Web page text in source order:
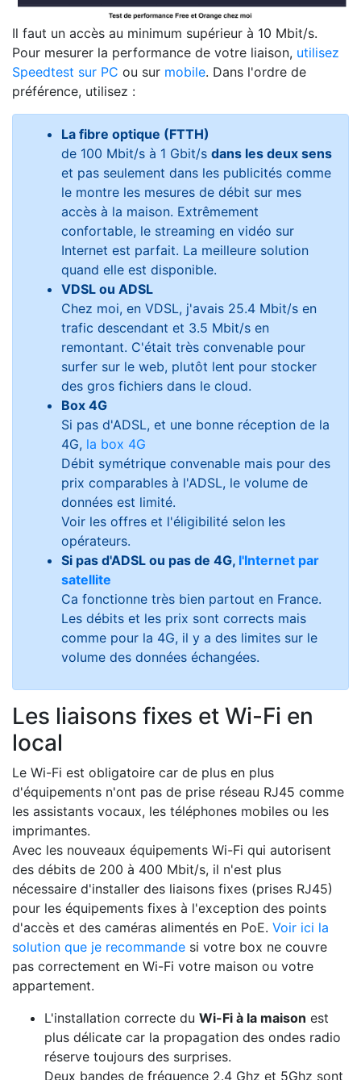
Il faut un accès au minimum supérieur à 10 Mbit/s.
Pour mesurer la performance de votre liaison, utilisez
Speedtest sur PC ou sur mobile. Dans l'ordre de
préférence, utilisez :
La fibre optique (FTTH)
de 100 Mbit/s à 1 Gbit/s dans les deux sens
et pas seulement dans les publicités comme
le montre les mesures de débit sur mes
accès à la maison. Extrêmement
confortable, le streaming en vidéo sur
Internet est parfait. La meilleure solution
quand elle est disponible.
VDSL ou ADSL
Chez moi, en VDSL, j'avais 25.4 Mbit/s en
trafic descendant et 3.5 Mbit/s en
remontant. C'était très convenable pour
surfer sur le web, plutôt lent pour stocker
des gros fichiers dans le cloud.
Box 4G
Si pas d'ADSL, et une bonne réception de la
4G, la box 4G
Débit symétrique convenable mais pour des
prix comparables à l'ADSL, le volume de
données est limité.
Voir les offres et l'éligibilité selon les
opérateurs.
Si pas d'ADSL ou pas de 4G, l'Internet par
satellite
Ca fonctionne très bien partout en France.
Les débits et les prix sont corrects mais
comme pour la 4G, il y a des limites sur le
volume des données échangées.
Les liaisons fixes et Wi-Fi en
local
Le Wi-Fi est obligatoire car de plus en plus
d'équipements n'ont pas de prise réseau RJ45 comme
les assistants vocaux, les téléphones mobiles ou les
imprimantes.
Avec les nouveaux équipements Wi-Fi qui autorisent
des débits de 200 à 400 Mbit/s, il n'est plus
nécessaire d'installer des liaisons fixes (prises RJ45)
pour les équipements fixes à l'exception des points
d'accès et des caméras alimentés en PoE. Voir ici la
solution que je recommande si votre box ne couvre
pas correctement en Wi-Fi votre maison ou votre
appartement.
L'installation correcte du Wi-Fi à la maison est
plus délicate car la propagation des ondes radio
réserve toujours des surprises.
Deux bandes de fréquence 2.4 Ghz et 5Ghz sont